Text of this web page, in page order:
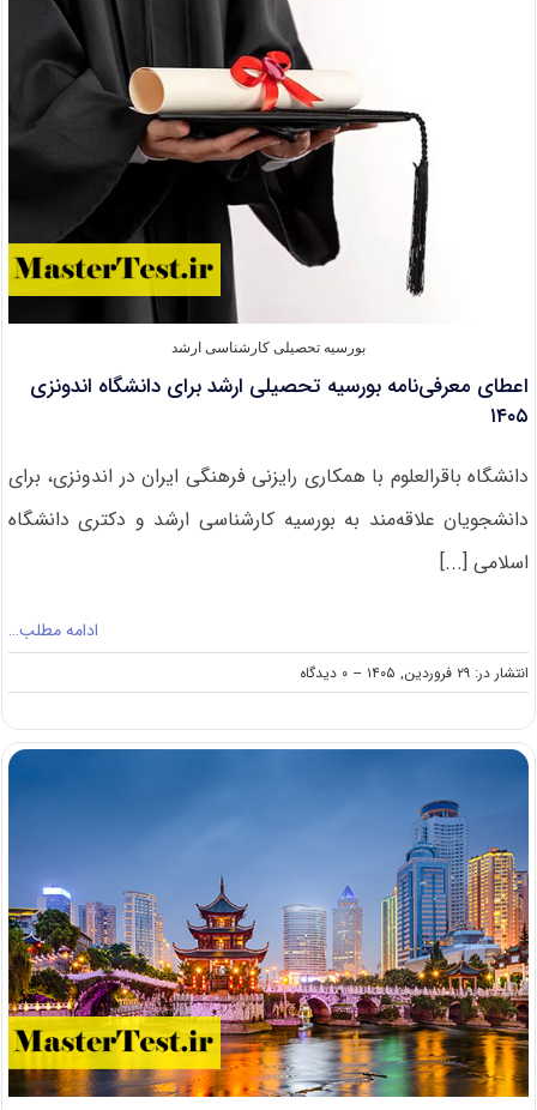
ژاپن
برای
سال
۲۰۲۷
بورسیه تحصیلی کارشناسی ارشد
اعطای معرفی‌نامه بورسیه تحصیلی ارشد برای دانشگاه اندونزی
۱۴۰۵
دانشگاه باقرالعلوم با همکاری رایزنی فرهنگی ایران در اندونزی، برای
دانشجویان علاقه‌مند به بورسیه کارشناسی ارشد و دکتری دانشگاه
اسلامی [...]
ادامه مطلب…
انتشار در: ۲۹ فروردین, ۱۴۰۵ -- ۰ دیدگاه
on
اعطای
بورسیه